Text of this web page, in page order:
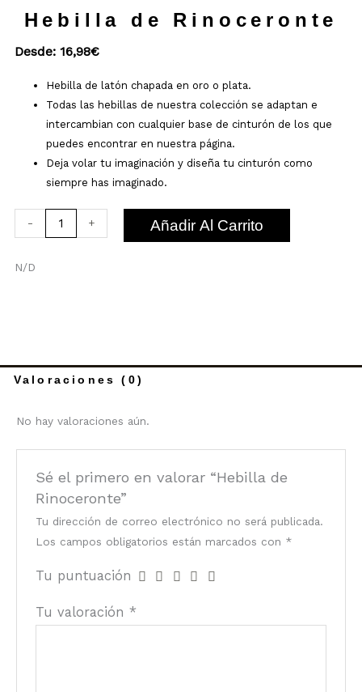
Hebilla de Rinoceronte
Desde: 16,98€
Hebilla de latón chapada en oro o plata.
Todas las hebillas de nuestra colección se adaptan e
intercambian con cualquier base de cinturón de los que
puedes encontrar en nuestra página.
Deja volar tu imaginación y diseña tu cinturón como
siempre has imaginado.
-
de
+ Añadir Al Carrito
N/D
Valoraciones (0)
No hay valoraciones aún.
Sé el primero en valorar “Hebilla de
Rinoceronte”
Tu dirección de correo electrónico no será publicada.
Los campos obligatorios están marcados con *
Tu puntuación
Tu valoración *